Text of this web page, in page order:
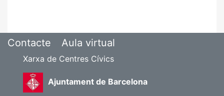
Contacte Aula virtual
Xarxa de Centres Cívics
Ajuntament de Barcelona